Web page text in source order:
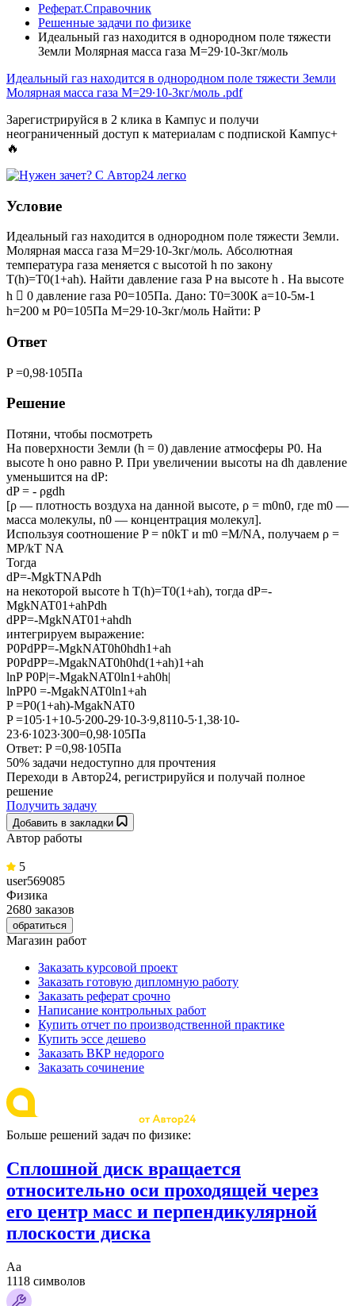
Реферат.Справочник
Решенные задачи по физике
Идеальный газ находится в однородном поле тяжести
Земли Молярная масса газа M=29∙10-3кг/моль
Идеальный газ находится в однородном поле тяжести Земли
Молярная масса газа M=29∙10-3кг/моль .pdf
Зарегистрируйся в 2 клика в Кампус и получи
неограниченный доступ к материалам с подпиской Кампус+
🔥
Условие
Идеальный газ находится в однородном поле тяжести Земли.
Молярная масса газа M=29∙10-3кг/моль. Абсолютная
температура газа меняется с высотой h по закону
T(h)=T0(1+ah). Найти давление газа P на высоте h . На высоте
h  0 давление газа Р0=105Па. Дано: Т0=300К а=10-5м-1
h=200 м Р0=105Па M=29∙10-3кг/моль Найти: Р
Ответ
P =0,98∙105Па
Решение
Потяни, чтобы посмотреть
На поверхности Земли (h = 0) давление атмосферы P0. На
высоте h оно равно P. При увеличении высоты на dh давление
уменьшится на dP:
dP = - ρgdh
[ρ — плотность воздуха на данной высоте, ρ = m0n0, где m0 —
масса молекулы, n0 — концентрация молекул].
Используя соотношение P = n0kТ и m0 =M/NA, получаем ρ =
MP/kT NA
Тогда
dP=-MgkTNAPdh
на некоторой высоте h T(h)=T0(1+ah), тогда dP=-
MgkNAT01+ahPdh
dPP=-MgkNAT01+ahdh
интегрируем выражение:
P0PdPP=-MgkNAT0h0hdh1+ah
P0PdPP=-MgakNAT0h0hd(1+ah)1+ah
lnP P0P|=-MgakNAT0ln1+ah0h|
lnPP0 =-MgakNAT0ln1+ah
P =P0(1+ah)-MgakNAT0
P =105∙1+10-5∙200-29∙10-3∙9,8110-5∙1,38∙10-
23∙6∙1023∙300=0,98∙105Па
Ответ: P =0,98∙105Па
50% задачи недоступно для прочтения
Переходи в Автор24, регистрируйся и получай полное
решение
Получить задачу
Добавить в закладки
Автор работы
5
user569085
Физика
2680 заказов
обратиться
Магазин работ
Заказать курсовой проект
Заказать готовую дипломную работу
Заказать реферат срочно
Написание контрольных работ
Купить отчет по производственной практике
Купить эссе дешево
Заказать ВКР недорого
Заказать сочинение
Больше решений задач по физике:
Сплошной диск вращается
относительно оси проходящей через
его центр масс и перпендикулярной
плоскости диска
Аа
1118 символов